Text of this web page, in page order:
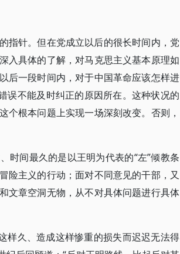
指针。但在党成立以后的很长时间内，党
入具体的了解，对马克思主义基本原理如
后一段时间内，对于中国革命应该怎样进
误不能及时纠正的原因所在。这种状况的
根本问题上实现一场深刻改变。否则，
时间最久的是以王明为代表的“左”倾教条
险主义的行动；面对不同意见的干部，又
文章空洞无物，从不对具体问题进行具体
样久、造成这样惨重的损失而迟迟无法得